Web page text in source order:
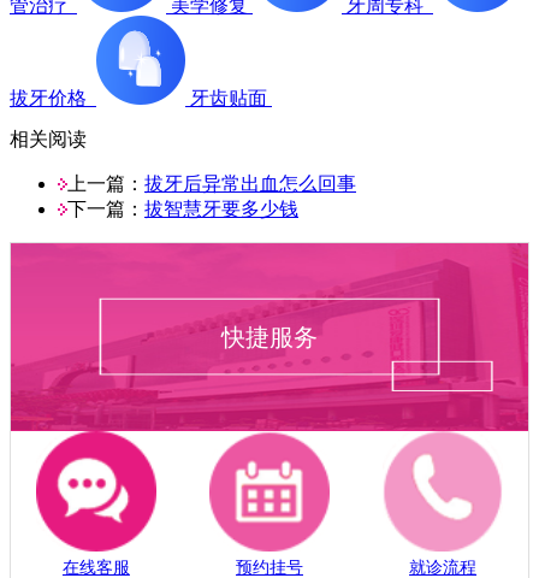
管治疗 美学修复 牙周专科
拔牙价格
牙齿贴面
相关阅读
上一篇： 拔牙后异常出血怎么回事
下一篇： 拔智慧牙要多少钱
快捷服务
在线客服 预约挂号 就诊流程